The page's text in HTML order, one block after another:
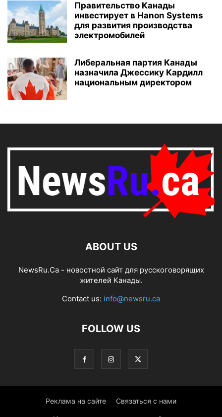
Правительство Канады
инвестирует в Hanon Systems
для развития производства
электромобилей
Либеральная партия Канады
назначила Джессику Кардилл
национальным директором
ABOUT US
NewsRu.Ca - новостной сайт для русскоговорящих
жителей Канады.
Contact us: info@newsru.ca
FOLLOW US
Реклама на сайте Связаться с нами